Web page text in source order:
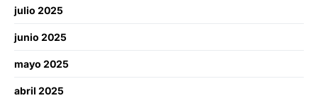
julio 2025
junio 2025
mayo 2025
abril 2025